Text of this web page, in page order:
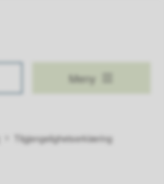
Meny
Tilgjengelighetserklæring